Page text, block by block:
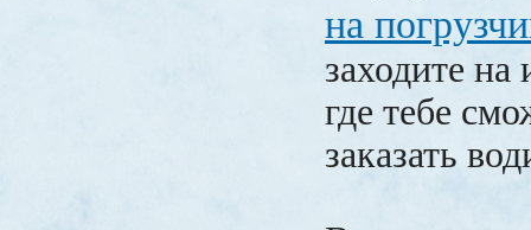
на
заходите на
где тебе
заказать